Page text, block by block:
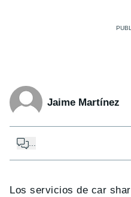
Jaime Martínez
Los servicios de car